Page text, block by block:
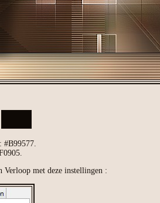
#B99577.
Verloop met deze instellingen :